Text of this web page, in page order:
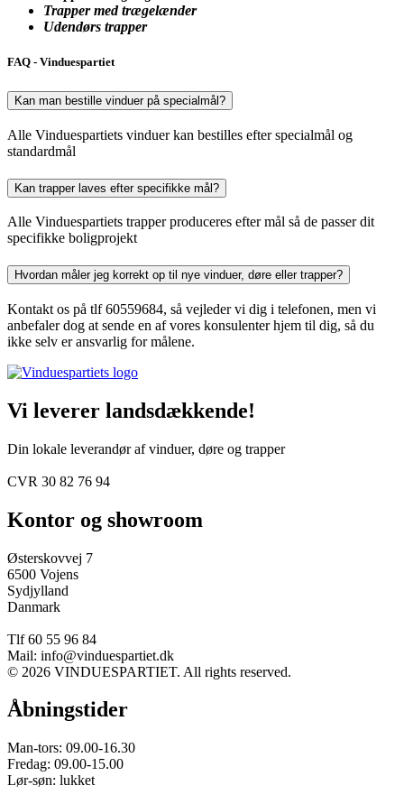
Trapper med trægelænder
Udendørs trapper
FAQ - Vinduespartiet
Kan man bestille vinduer på specialmål?
Alle Vinduespartiets vinduer kan bestilles efter specialmål og
standardmål
Kan trapper laves efter specifikke mål?
Alle Vinduespartiets trapper produceres efter mål så de passer dit
specifikke boligprojekt
Hvordan måler jeg korrekt op til nye vinduer, døre eller trapper?
Kontakt os på tlf 60559684, så vejleder vi dig i telefonen, men vi
anbefaler dog at sende en af vores konsulenter hjem til dig, så du
ikke selv er ansvarlig for målene.
Vi leverer landsdækkende!
Din lokale leverandør af vinduer, døre og trapper
CVR 30 82 76 94
Kontor og showroom
Østerskovvej 7
6500 Vojens
Sydjylland
Danmark
Tlf 60 55 96 84
Mail: info@vinduespartiet.dk
© 2026 VINDUESPARTIET. All rights reserved.
Åbningstider
Man-tors: 09.00-16.30
Fredag: 09.00-15.00
Lør-søn: lukket